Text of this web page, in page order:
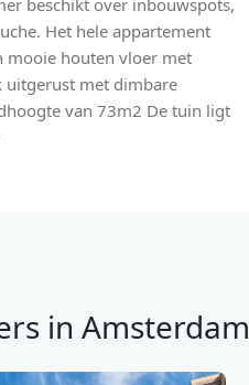
beschikt over inbouwspots,
Het hele appartement
mooie houten vloer met
uitgerust met dimbare
van 73m2 De tuin ligt
in Amsterdam